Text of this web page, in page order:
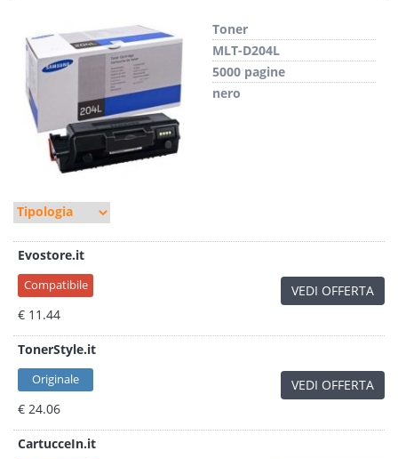
Toner
MLT-D204L
5000 pagine
nero
Evostore.it
Compatibile
€ 11.44
VEDI OFFERTA
TonerStyle.it
Originale
€ 24.06
VEDI OFFERTA
CartucceIn.it